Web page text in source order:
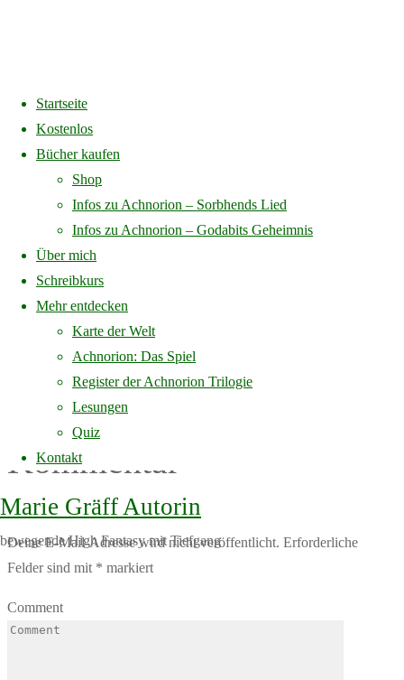
Startseite
Kostenlos
Bücher kaufen
Shop
Infos zu Achnorion – Sorbhends Lied
Infos zu Achnorion – Godabits Geheimnis
Über mich
Schreibkurs
Mehr entdecken
Karte der Welt
Achnorion: Das Spiel
Register der Achnorion Trilogie
Lesungen
Quiz
Kontakt
Marie Gräff Autorin
bewegende High Fantasy mit Tiefgang
Home
KarteAchnorion-Karte3
Achnorion-Karte3
Full
size
2560 × 1848pixels
Previous image
Schreibe einen
Kommentar
Deine E-Mail-Adresse wird nicht veröffentlicht. Erforderliche
Felder sind mit * markiert
Comment